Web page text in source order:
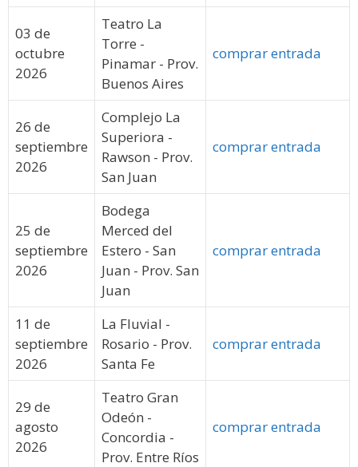
03 de
octubre
2026
Teatro La
Torre -
Pinamar - Prov.
Buenos Aires
comprar entrada
26 de
septiembre
2026
Complejo La
Superiora -
Rawson - Prov.
San Juan
comprar entrada
25 de
septiembre
2026
Bodega
Merced del
Estero - San
Juan - Prov. San
Juan
comprar entrada
11 de
septiembre
2026
La Fluvial -
Rosario - Prov.
Santa Fe
comprar entrada
29 de
agosto
2026
Teatro Gran
Odeón -
Concordia -
Prov. Entre Ríos
comprar entrada